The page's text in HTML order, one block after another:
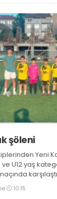
şöleni
Yeni
ve U12 yaş
maçların
lezzeti
10:15